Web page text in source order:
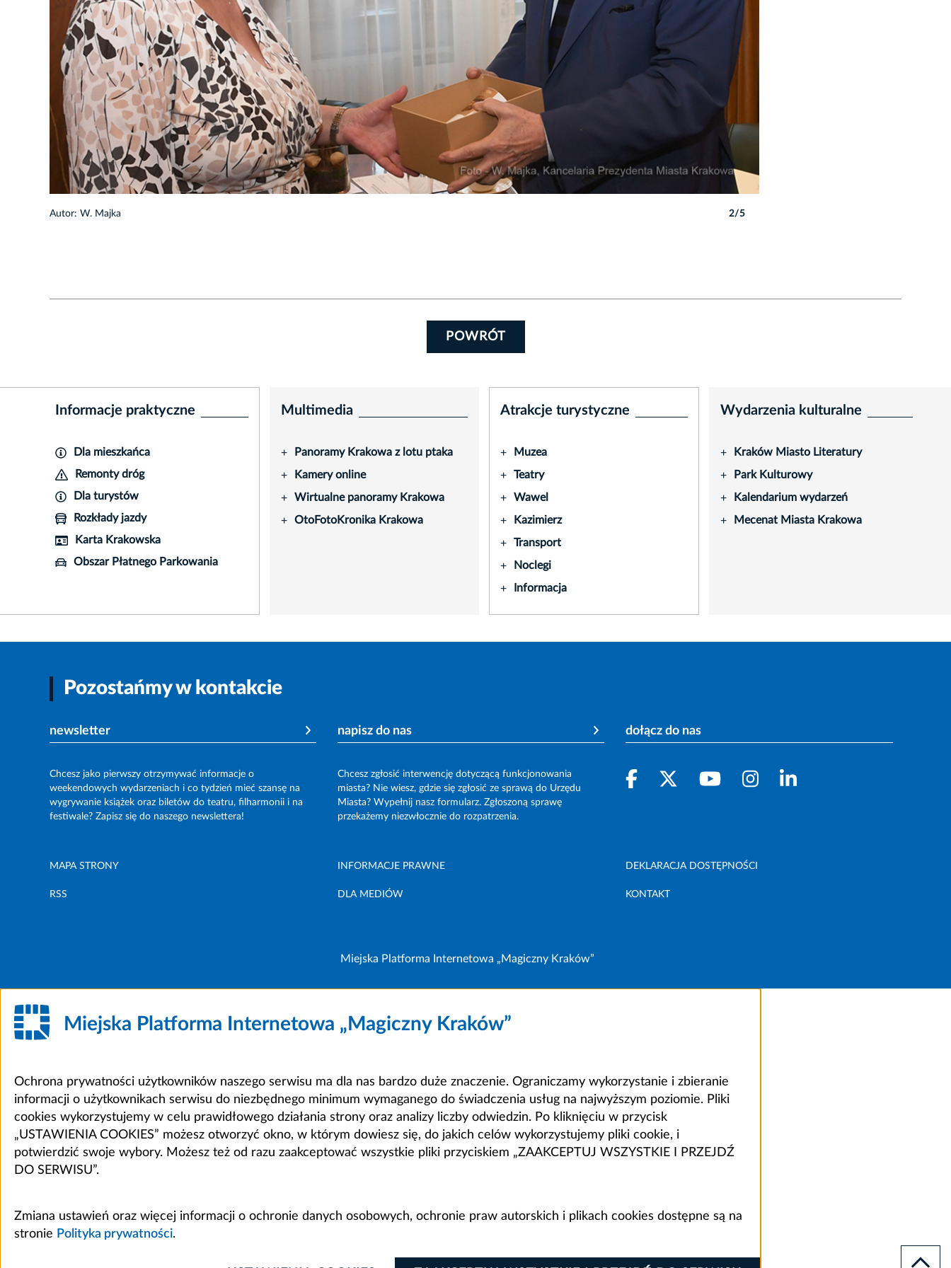
Autor: W. Majka 2/5
POWRÓT
Informacje praktyczne
Dla mieszkańca
Remonty dróg
Dla turystów
Rozkłady jazdy
Karta Krakowska
Obszar Płatnego Parkowania
Multimedia
+ Panoramy Krakowa z lotu ptaka
+ Kamery online
+ Wirtualne panoramy Krakowa
+ OtoFotoKronika Krakowa
Atrakcje turystyczne
+ Muzea
+ Teatry
+ Wawel
+ Kazimierz
+ Transport
+ Noclegi
+ Informacja
Wydarzenia kulturalne
+ Kraków Miasto Literatury
+ Park Kulturowy
+ Kalendarium wydarzeń
+ Mecenat Miasta Krakowa
Pozostańmy w kontakcie
newsletter
Chcesz jako pierwszy otrzymywać informacje o
weekendowych wydarzeniach i co tydzień mieć szansę na
wygrywanie książek oraz biletów do teatru, filharmonii i na
festiwale? Zapisz się do naszego newslettera!
napisz do nas
Chcesz zgłosić interwencję dotyczącą funkcjonowania
miasta? Nie wiesz, gdzie się zgłosić ze sprawą do Urzędu
Miasta? Wypełnij nasz formularz. Zgłoszoną sprawę
przekażemy niezwłocznie do rozpatrzenia.
dołącz do nas
MAPA STRONY INFORMACJE PRAWNE DEKLARACJA DOSTĘPNOŚCI
RSS DLA MEDIÓW KONTAKT
Miejska Platforma Internetowa „Magiczny Kraków”
Miejska Platforma Internetowa „Magiczny Kraków”
Ochrona prywatności użytkowników naszego serwisu ma dla nas bardzo duże znaczenie. Ograniczamy wykorzystanie i zbieranie
informacji o użytkownikach serwisu do niezbędnego minimum wymaganego do świadczenia usług na najwyższym poziomie. Pliki
cookies wykorzystujemy w celu prawidłowego działania strony oraz analizy liczby odwiedzin. Po kliknięciu w przycisk
„USTAWIENIA COOKIES” możesz otworzyć okno, w którym dowiesz się, do jakich celów wykorzystujemy pliki cookie, i
potwierdzić swoje wybory. Możesz też od razu zaakceptować wszystkie pliki przyciskiem „ZAAKCEPTUJ WSZYSTKIE I PRZEJDŹ
DO SERWISU”.
Zmiana ustawień oraz więcej informacji o ochronie danych osobowych, ochronie praw autorskich i plikach cookies dostępne są na
stronie Polityka prywatności.